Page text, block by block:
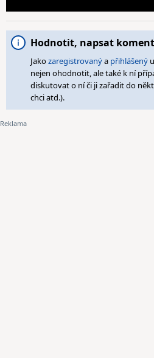
Hodnotit, napsat
Jakozaregistrovanýa přihlášený
nejen ohodnotit, ale také k ní
diskutovat o ní či ji zařadit do
chci atd.).